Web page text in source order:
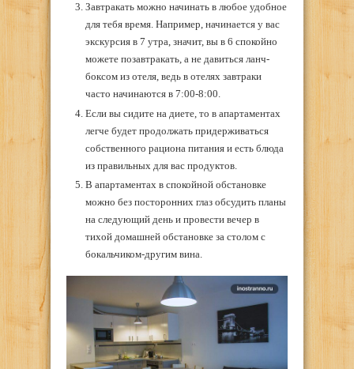
Завтракать можно начинать в любое удобное
для тебя время. Например, начинается у вас
экскурсия в 7 утра, значит, вы в 6 спокойно
можете позавтракать, а не давиться ланч-
боксом из отеля, ведь в отелях завтраки
часто начинаются в 7:00-8:00.
Если вы сидите на диете, то в апартаментах
легче будет продолжать придерживаться
собственного рациона питания и есть блюда
из правильных для вас продуктов.
В апартаментах в спокойной обстановке
можно без посторонних глаз обсудить планы
на следующий день и провести вечер в
тихой домашней обстановке за столом с
бокальчиком-другим вина.